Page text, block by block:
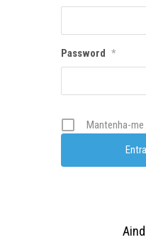
Password *
Mantenha-